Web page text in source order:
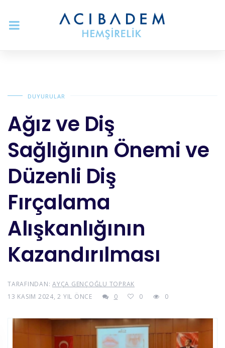
DUYURULAR
Ağız ve Diş
Sağlığının Önemi ve
Düzenli Diş
Fırçalama
Alışkanlığının
Kazandırılması
TARAFINDAN: AYÇA GENÇOĞLU TOPRAK
13 KASIM 2024, 2 YIL ÖNCE
0 0 0